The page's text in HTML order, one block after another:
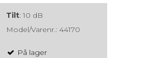
Tilt:10 dB
Model/Varenr.: 44170
På lager